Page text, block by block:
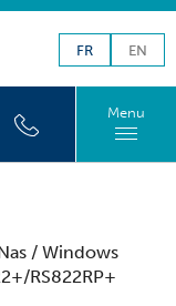
FR EN
Menu
/Windows
​RS822RP+